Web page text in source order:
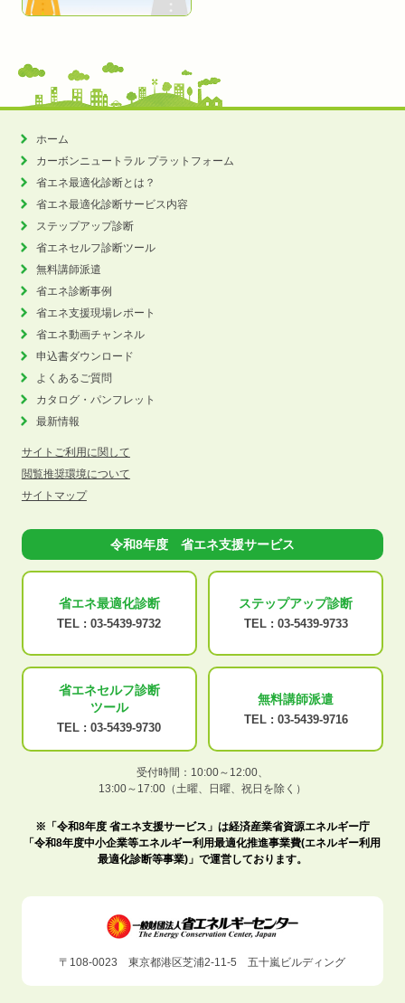
ホーム
カーボンニュートラル プラットフォーム
省エネ最適化診断とは？
省エネ最適化診断サービス内容
ステップアップ診断
省エネセルフ診断ツール
無料講師派遣
省エネ診断事例
省エネ支援現場レポート
省エネ動画チャンネル
申込書ダウンロード
よくあるご質問
カタログ・パンフレット
最新情報
サイトご利用に関して
閲覧推奨環境について
サイトマップ
令和8年度 省エネ支援サービス
省エネ最適化診断
TEL : 03-5439-9732
ステップアップ診断
TEL : 03-5439-9733
省エネセルフ診断
ツール
TEL : 03-5439-9730
無料講師派遣
TEL : 03-5439-9716
受付時間：10:00～12:00、
13:00～17:00（土曜、日曜、祝日を除く）
※「令和8年度 省エネ支援サービス」は経済産業省資源エネルギー庁
「令和8年度中小企業等エネルギー利用最適化推進事業費(エネルギー利用
最適化診断等事業)」で運営しております。
〒108-0023 東京都港区芝浦2-11-5 五十嵐ビルディング